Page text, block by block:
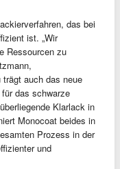
das bei
ist. „Wir
Ressourcen zu
auch das neue
das schwarze
Klarlack in
Monocoat beides in
Prozess in der
und